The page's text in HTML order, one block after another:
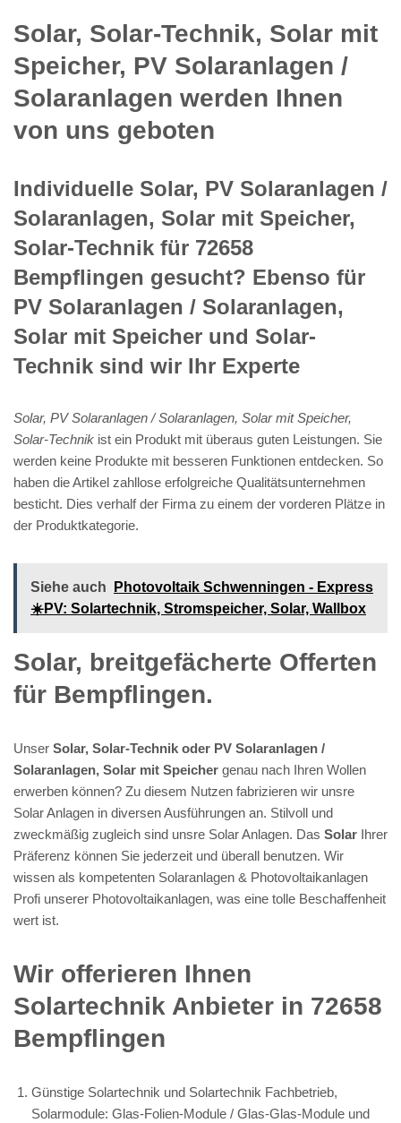
Solar, Solar-Technik, Solar mit
Speicher, PV Solaranlagen /
Solaranlagen werden Ihnen
von uns geboten
Individuelle Solar, PV Solaranlagen /
Solaranlagen, Solar mit Speicher,
Solar-Technik für 72658
Bempflingen gesucht? Ebenso für
PV Solaranlagen / Solaranlagen,
Solar mit Speicher und Solar-
Technik sind wir Ihr Experte
Solar, PV Solaranlagen / Solaranlagen, Solar mit Speicher,
Solar-Technik ist ein Produkt mit überaus guten Leistungen. Sie
werden keine Produkte mit besseren Funktionen entdecken. So
haben die Artikel zahllose erfolgreiche Qualitätsunternehmen
besticht. Dies verhalf der Firma zu einem der vorderen Plätze in
der Produktkategorie.
Siehe auch
Photovoltaik Schwenningen - Express
☀️PV️: Solartechnik, Stromspeicher, Solar, Wallbox
Solar, breitgefächerte Offerten
für Bempflingen.
Unser Solar, Solar-Technik oder PV Solaranlagen /
Solaranlagen, Solar mit Speicher genau nach Ihren Wollen
erwerben können? Zu diesem Nutzen fabrizieren wir unsre
Solar Anlagen in diversen Ausführungen an. Stilvoll und
zweckmäßig zugleich sind unsre Solar Anlagen. Das Solar Ihrer
Präferenz können Sie jederzeit und überall benutzen. Wir
wissen als kompetenten Solaranlagen & Photovoltaikanlagen
Profi unserer Photovoltaikanlagen, was eine tolle Beschaffenheit
wert ist.
Wir offerieren Ihnen
Solartechnik Anbieter in 72658
Bempflingen
Günstige Solartechnik und Solartechnik Fachbetrieb,
Solarmodule: Glas-Folien-Module / Glas-Glas-Module und